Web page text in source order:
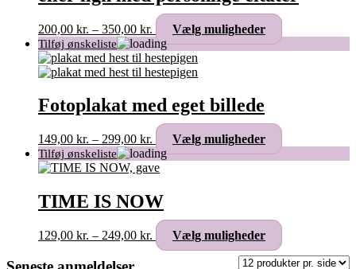
200,00 kr. – 350,00 kr. Prisinterval:
200,00 kr.
til
350,00 kr.
Vælg muligheder
vælges
Fotoplakat med eget billede
149,00 kr. – 299,00 kr. Prisinterval:
149,00 kr.
til
Vælg muligheder
kan
på
TIME IS NOW
129,00 kr. – 249,00 kr. Prisinterval:
129,00 kr.
Vælg muligheder
vare
har